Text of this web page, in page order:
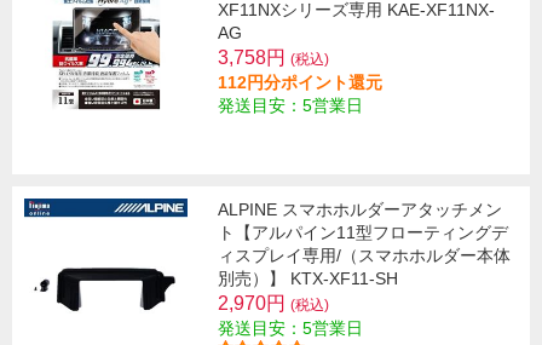
XF11NXシリーズ専用 KAE-XF11NX-
AG
3,758円 (税込)
112円分ポイント還元
発送目安：5営業日
ALPINE スマホホルダーアタッチメン
ト【アルパイン11型フローティングデ
ィスプレイ専用/（スマホホルダー本体
別売）】 KTX-XF11-SH
2,970円 (税込)
発送目安：5営業日